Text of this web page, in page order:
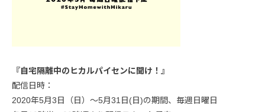
『自宅隔離中のヒカルパイセンに聞け！』
配信日時：
2020年5月3日（日）〜5月31日(日)の期間、毎週日曜日